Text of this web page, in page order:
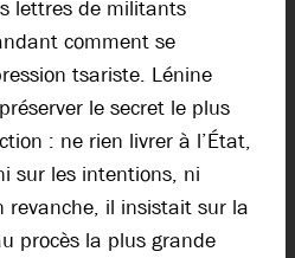
lettres de militants
comment se
tsariste. Lénine
le secret le plus
: ne rien livrer à l’État,
sur les intentions, ni
revanche, il insistait sur la
procès la plus grande